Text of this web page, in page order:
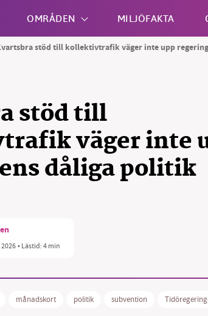
OMRÅDEN MILJÖFAKTA
stöd till kollektivtrafik väger inte upp
stöd till
väger inte
dåliga politik
• Lästid:4 min
månadskort politik subvention